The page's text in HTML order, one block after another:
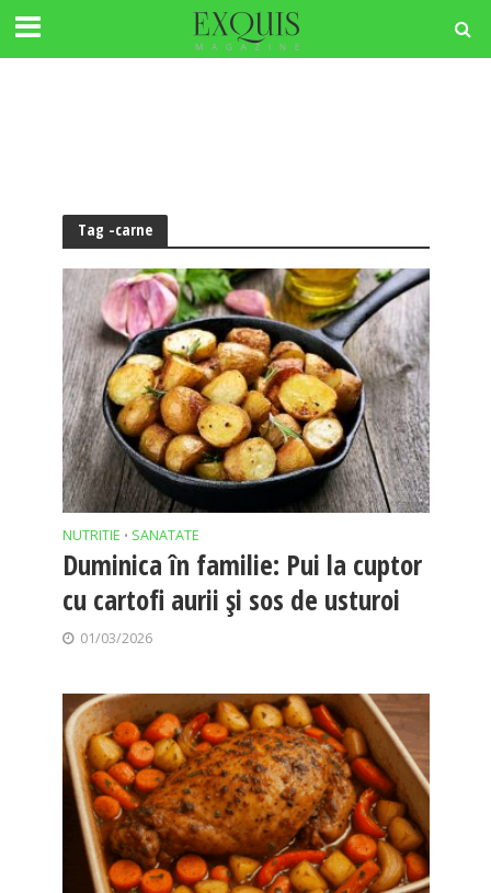
Tag -carne
NUTRITIE • SANATATE
Duminica în familie: Pui la cuptor
cu cartofi aurii și sos de usturoi
01/03/2026